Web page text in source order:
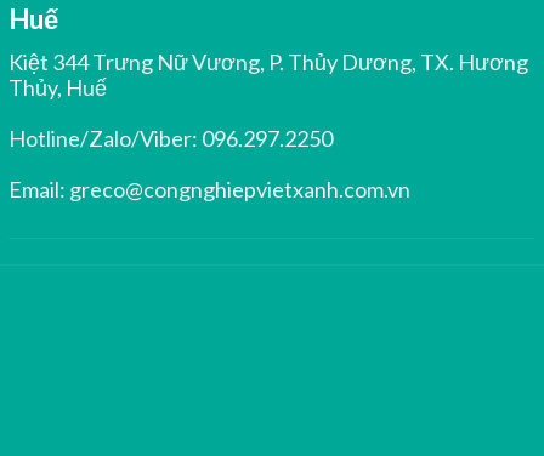
Huế
Kiệt 344 Trưng Nữ Vương, P. Thủy Dương, TX. Hương
Thủy, Huế
Hotline/Zalo/Viber: 096.297.2250
Email: greco@congnghiepvietxanh.com.vn